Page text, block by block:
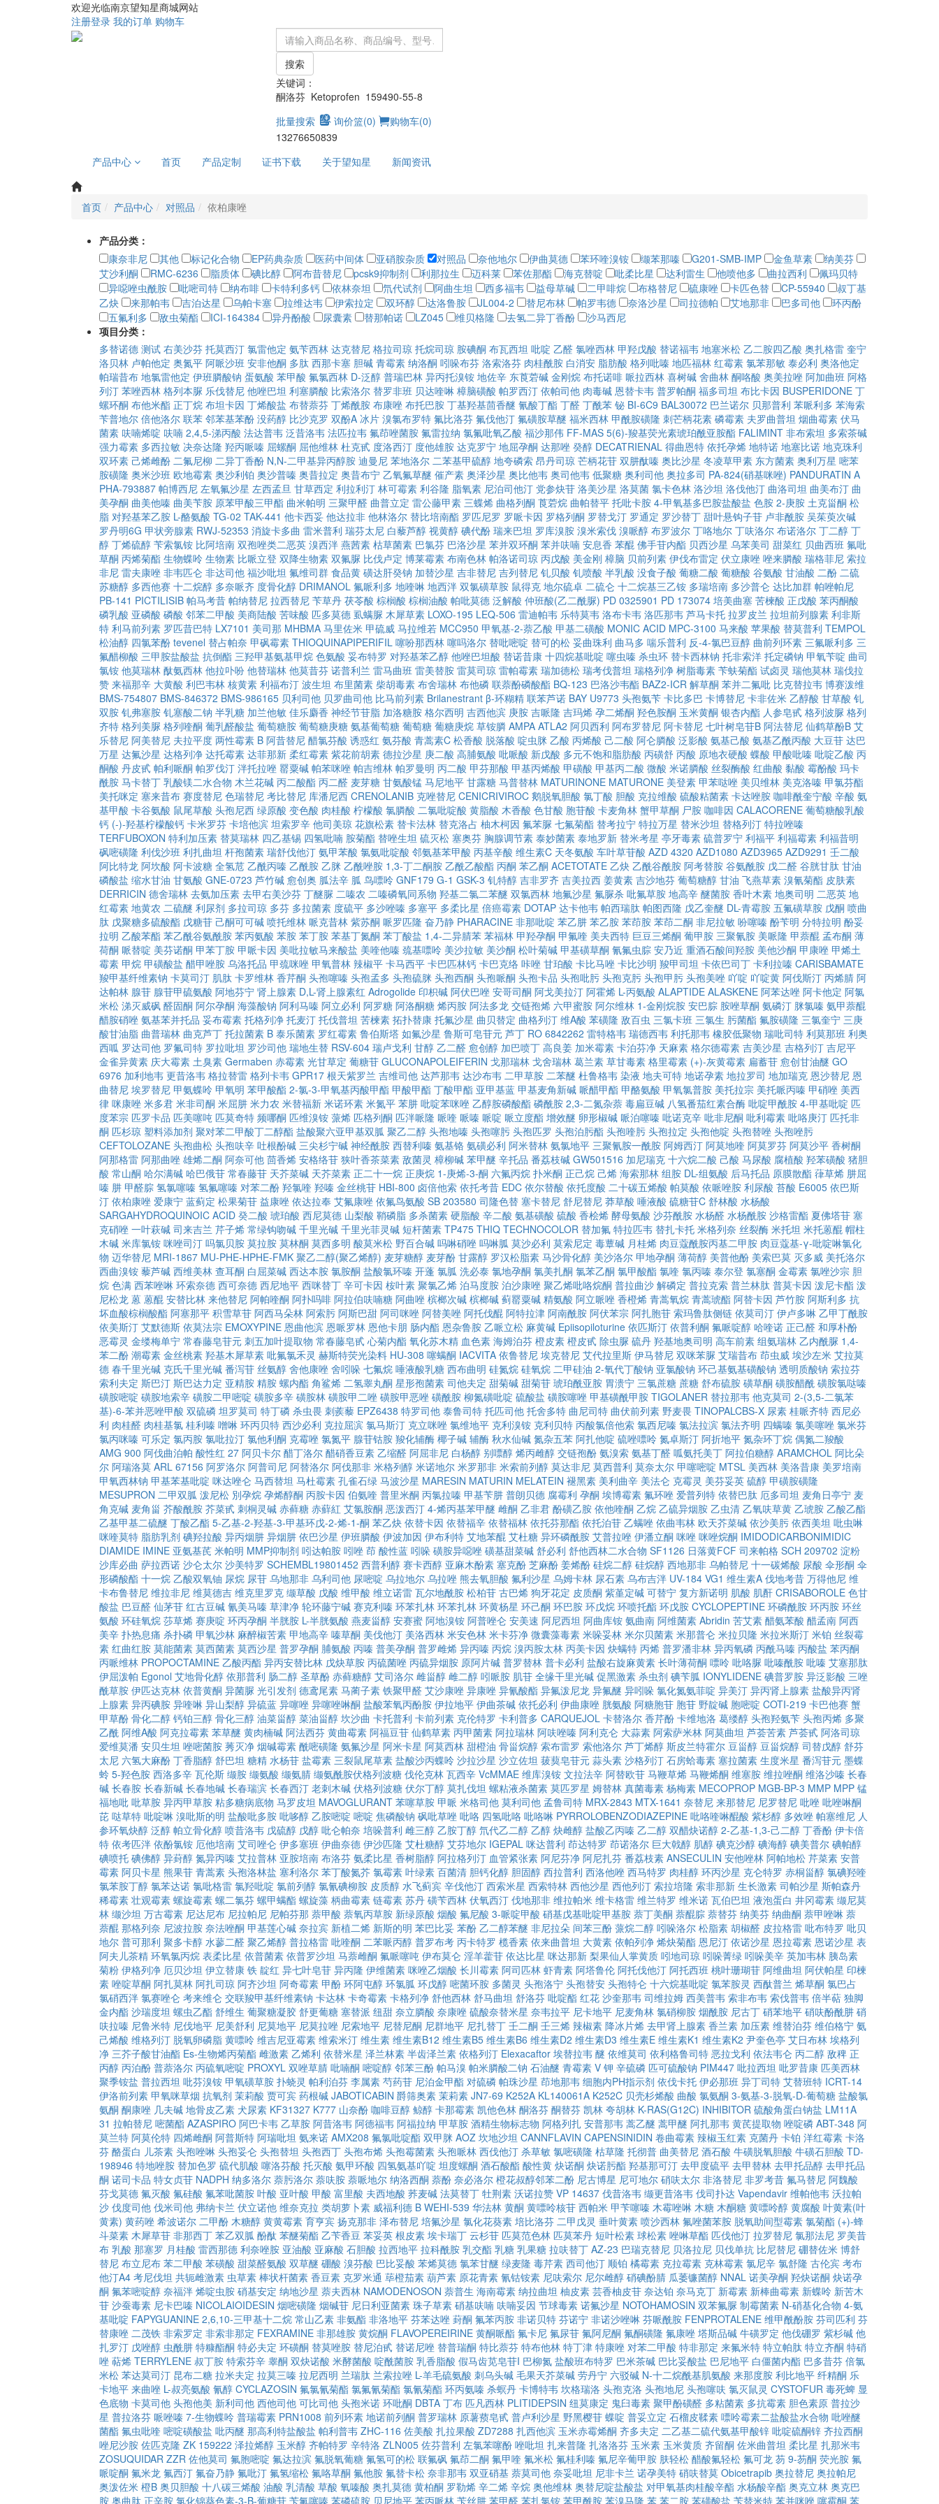
欢迎光临南京望知星商城网站
注册登录 我的订单 购物车
搜索
关键词：
酮洛芬 Ketoprofen 159490-55-8
批量搜索
询价篮(0) 购物车(0)
13276650839
产品中心
首页 产品定制 证书下载 关于望知星 新闻资讯
首页 产品中心 对照品 依柏康唑
产品分类：
康奈非尼
其他 标记化合物 EP药典杂质 医药中间体 亚硝胺杂质 对照品 奈他地尔 伊曲莫德 苯环喹溴铵 缬苯那嗪 G201-SMB-IMP 金鱼草素
纳美芬
艾沙利酮
RMC-6236 脂质体 碘比醇 阿布昔替尼 pcsk9抑制剂 利那拉生 迈科莱 苯佐那酯 海克替啶 吡柔比星 达利雷生 他喷他多 曲拉西利
佩玛贝特
异噁唑虫酰胺
吡嘧司特 纳布啡 卡特利多钙 依林奈坦 氘代试剂 阿曲生坦 西多福韦 益母草碱 二甲啡烷 布格替尼 硫康唑 卡匹色替 CP-55940
叔丁基
乙炔
来那帕韦 吉泊达星 乌帕卡塞 拉维达韦 伊索拉定 双环醇 达洛鲁胺 JL004-2 替尼布林 帕罗韦德 奈洛沙星 司拉德帕 艾地那非 巴多司他
环丙酚
五氟利多
敌虫菊酯 ICI-164384 异丹酚酸 尿囊素 替那帕诺 LZ045 维贝格隆 去氢二异丁香酚
沙马西尼
项目分类：
多替诺德 测试 右美沙芬 托莫西汀 氯雷他定 氨苄西林 达克替尼 格拉司琼 托烷司琼 胺碘酮 布瓦西坦 吡啶 乙醛 氯唑西林 甲羟戊酸 替诺福韦 地塞米松 乙二胺四乙酸 奥扎格雷 奎宁
洛贝林 卢帕他定 奥氮平 阿哌沙班 安非他酮 多肽 西那卡塞 胆碱 青霉素 纳洛酮 吲哚布芬 洛索洛芬 肉桂酰胺 白消安 脂肪酸 格列吡嗪 地匹福林 红霉素 氯苯那敏 泰必利 奥洛他定
帕瑞昔布 地氯雷他定 伊班膦酸钠 蛋氨酸 苯甲酸 氟氯西林 D-泛醇 普瑞巴林 异丙托溴铵 地佐辛 东莨菪碱 金刚烷 布托诺啡 哌拉西林 喜树碱 舍曲林 酮咯酸 奥美拉唑 阿加曲班 阿格
列汀 苯唑西林 格列本脲 乐伐替尼 他唑巴坦 利塞膦酸 比索洛尔 替罗非班 贝达喹啉 樟脑磺酸 帕罗西汀 依帕司他 肉毒碱 恩替卡韦 普罗帕酮 福多司坦 布比卡因 BUSPERIDONE 丁
螺环酮 布他米酯 正丁烷 布坦卡因 丁烯酸盐 布替萘芬 丁烯酰胺 布康唑 布托巴胺 丁基羟基茴香醚 氰酸丁酯 丁醛 丁酰苯 铋 BI-6C9 BAL30072 巴兰诺尔 贝那普利 苯哌利多 苯海索
苄普地尔 倍他洛尔 联苯 邻苯基苯酚 没药醇 比沙克罗 双酚A 冰片 溴氯布罗特 氟比洛芬 氟伐他汀 氟磺胺草醚 福米西林 甲酰胺磺隆 刺芒柄花素 磷霉素 夫罗曲普坦 烟曲霉素 伏马
菌素 呋喃烯啶 呋喃 2,4,5-涕丙酸 法达普韦 泛昔洛韦 法匹拉韦 氟茚唑菌胺 氟雷拉纳 氯氟吡氧乙酸 福沙那伟 FF-MAS 5(6)-羧基荧光素琥珀酰亚胺酯 FALIMINT 非布索坦 多索茶碱
强力霉素 多西拉敏 决奈达隆 羟丙哌嗪 屈螺酮 屈他维林 杜克甙 度洛西汀 度他雄胺 达克罗宁 地屈孕酮 达那唑 癸醇 DECATRIENAL 得曲恩特 依托孕烯 地特诺 地塞比诺 地克珠利
双环素 己烯雌酚 二氟尼柳 二异丁香酚 N,N-二甲基异丙醇胺 迪曼尼 苯地洛尔 二苯基甲硫醇 地夸磷索 昂丹司琼 芒柄花苷 双肼酞嗪 奥比沙星 冬凌草甲素 东方菌素 奥利万星 嘧苯
胺磺隆 奥米沙班 欧地霉素 奥沙利铂 奥沙普嗪 奥昔拉定 奥昔布宁 乙氧氟草醚 催产素 奥泽沙星 奥比他韦 奥司他韦 低聚糖 奥利司他 奥拉多司 PA-824(硝基咪唑) PANDURATIN A
PHA-793887 帕博西尼 左氧氟沙星 左西孟旦 甘草西定 利拉利汀 林可霉素 利谷隆 脂氧素 尼泊司他汀 党参炔苷 洛美沙星 洛莫菌 氯卡色林 洛沙坦 洛伐他汀 曲洛司坦 曲美布汀 曲
美孕酮 曲美他嗪 曲美苄胺 原苯甲酸三甲酯 曲米帕明 三聚甲醛 曲普立定 雷公藤甲素 三蝶烯 曲格列酮 莨菪烷 曲帕替平 托吡卡胺 4-甲氧基多巴胺盐酸盐 色胺 2-庚胺 土克甾酮 松
脂 对羟基苯乙胺 L-酪氨酸 TG-02 TAK-441 他卡西妥 他达拉非 他林洛尔 替比培南酯 罗匹尼罗 罗哌卡因 罗格列酮 罗替戈汀 罗通定 罗沙替丁 甜叶悬钩子苷 卢非酰胺 吴茱萸次碱
罗丹明6G 甲状旁腺素 RWJ-52353 消旋卡多曲 雷米普利 瑞芬太尼 白藜芦醇 视黄醇 碘代酚 瑞来巴坦 罗库溴胺 溴米索伐 溴哌醇 布罗波尔 丁咯地尔 丁呋洛尔 布诺洛尔 丁二醇 丁
醇 丁烯硫醇 苄索氯铵 比阿培南 双孢唑类二恶英 溴西泮 燕茜素 枯草菌素 巴氯芬 巴洛沙星 苯并双环酮 苯并呋喃 安息香 苯醌 佛手苷内酯 贝西沙星 乌苯美司 甜菜红 贝曲西班 氟吡
草酮 丙烯菊酯 生物蝶呤 生物素 比哌立登 双降生物素 双氟脲 比伐卢定 博莱霉素 布南色林 帕洛诺司琼 丙戊酸 美金刚 樟脑 贝前列素 伊伐布雷定 伏立康唑 唑来膦酸 瑞格菲尼 索拉
非尼 雷夫康唑 非韦匹仑 非达司他 福沙吡坦 氟维司群 食品黄 磺达肝癸钠 加替沙星 吉非替尼 吉列替尼 钆贝酸 钆喷酸 半乳酸 没食子酸 葡糖二酸 葡糖酸 谷氨酸 甘油酸 二酚 二硫
苏糖醇 多西他赛 十二烷醇 多奈哌齐 度骨化醇 DRIMANOL 氟哌利多 地喹啉 地西泮 双氯磺草胺 鼠得克 地尔硫卓 二硫仑 十二烷基三乙铵 多瑞培南 多沙普仑 达比加群 帕唑帕尼
PB-141 PICTILISIB 帕马考昔 帕纳替尼 拉西替尼 苄草丹 茯苓酸 棕榈酸 棕榈油酸 帕吡莫德 泛解酸 仲班酸(乙二酰脲) PD 0325901 PD 173074 培美曲塞 苦楝酸 正戊酸 苯丙酮酸
磷乳酸 亚磷酸 磷酸 邻苯二甲酸 美商陆酸 苦味酸 匹多莫德 虱螨脲 木犀草素 LOXO-195 LEQ-506 雷迪帕韦 乐特莫韦 洛布卡韦 洛匹那韦 芦马卡托 拉罗皮兰 拉坦前列腺素 利非斯
特 利马前列素 罗匹昔巴特 LX7101 美司那 MHBMA 马里佐米 甲硫威 马拉维若 MCC950 甲氧基-2-萘乙酸 甲基二磺酸 MONIC ACID MPC-3100 马来酸 苹果酸 替莫普利 TEMPOL
松油醇 四氯苯酚 tevenel 替占帕奈 甲砜霉素 THIOQUINAPIPERIFIL 噻吩那西林 噻吗洛尔 替吡嘧啶 替可的松 妥曲珠利 曲马多 喘乐普利 反-4-氯巴豆醇 曲前列环素 三氟哌利多 三
氟醋柳酸 三甲胺盐酸盐 抗倒酯 三羟甲基氨基甲烷 色氨酸 妥布特罗 对羟基苯乙醇 他唑巴坦酸 替诺昔康 十四烷基吡啶 噻虫嗪 杀虫环 替卡西林钠 托非索洋 托定磷钠 甲氧苄啶 曲司
氯铵 他莫瑞林 酞氨西林 他拉卟吩 他替瑞林 他莫昔芬 诺普利兰 雷马曲班 雷美替胺 雷莫司琼 雷帕霉素 瑞加德松 瑞考伐普坦 瑞格列净 树脂毒素 苄蚨菊酯 试卤灵 瑞他莫林 瑞伐拉
赞 来福那辛 大黄酸 利巴韦林 核黄素 利福布汀 波生坦 布里菌素 柴胡毒素 布舍瑞林 布他磷 联萘酚磷酸酯 BQ-123 巴洛沙韦酯 BAZ2-ICR 解草酮 苯并二氟吡 比克替拉韦 博赛泼维
BMS-754807 BMS-846372 BMS-986165 贝利司他 贝罗曲司他 比马前列素 Brilanestrant β-环糊精 联苯芦诺 BAY U9773 头孢氨苄 卡比多巴 卡博替尼 卡非佐米 乙醇酸 甘草酸 钆
双胺 钆弗塞胺 钆塞酸二钠 半乳糖 加兰他敏 佳乐麝香 神经节苷脂 加洛糖胺 格尔西明 吉西他滨 庚胺 吉哌隆 吉玛烯 孕二烯酮 羟色胺酮 玉米黄酮 银杏内酯 人参皂甙 格列波脲 格列
齐特 格列美脲 格列喹酮 葡乳醛酸盐 葡萄糖胺 葡萄糖庚糖 氨基葡萄糖 葡萄糖 葡糖庚烷 草铵膦 AMPA ATLA2 阿贝西利 阿布罗替尼 阿卡替尼 七叶树皂苷B 阿法替尼 仙鹤草酚B 艾
乐替尼 阿美替尼 夫拉平度 两性霉素 B 阿昔替尼 醋氯芬酸 诱惑红 氨芬酸 青蒿素C 松香酸 脱落酸 啶虫脒 乙酸 丙烯酸 己二酸 阿仑膦酸 泛影酸 氨基己酸 氨基乙酰丙酸 大豆苷 达巴
万星 达氟沙星 达格列净 达托霉素 达菲那新 柔红霉素 紫花前胡素 德拉沙星 庚二酸 高脯氨酸 吡哌酸 新戊酸 多元不饱和脂肪酸 丙磺舒 丙酸 原地衣硬酸 蝶酸 甲酸吡嗪 吡啶乙酸 丙
酮酸 丹皮甙 帕利哌酮 帕罗伐汀 泮托拉唑 罂粟碱 帕苯咪唑 帕吉维林 帕罗曼明 丙二酸 甲芬那酸 甲基丙烯酸 甲磺酸 甲基丙二酸 微酸 米诺膦酸 丝裂酶酸 红曲酸 黏酸 霉酚酸 玛卡
酰胺 马卡替丁 乳酸镁二水合物 木兰花碱 丙二酸酯 丙二醛 麦芽糖 甘氨酸锰 马尼地平 甘露糖 马普替林 MATURINONE MATURONE 美登素 甲苯哒唑 美贝维林 美克洛嗪 甲氯芬酯
美托咪定 塞来昔布 赛度替尼 色瑞替尼 考比替尼 库潘尼西 CRENOLANIB 克唑替尼 CENICRIVIROC 鹅脱氧胆酸 氯丁酸 胆酸 克拉维酸 硫酸粘菌素 卡达唑胺 咖啡酰奎宁酸 辛酸 氨
基甲酸 卡谷氨酸 鼠尾草酸 头孢尼西 绿原酸 变色酸 肉桂酸 柠檬酸 氯膦酸 二氯吡啶酸 黄脂酸 木香酸 色甘酸 胞苷酸 卡麦角林 蟹甲草酮 尸胺 咖啡因 CALACORENE 葡萄糖酸乳酸
钙 (-)-羟基柠檬酸钙 卡米罗芬 卡培他滨 坦索罗辛 他司美琼 花旗松素 替卡法林 替克洛占 柚木柯因 氟苯脲 七氟菊酯 替考拉宁 特拉万星 替米沙坦 替格列汀 特拉唑嗪
TERFUBOXON 特利加压素 替莫瑞林 四乙基锡 四氢吡喃 胺菊酯 替唑生坦 硫灭松 塞奥芬 胸腺调节素 泰妙菌素 泰地罗新 替米考星 亭牙毒素 硫普罗宁 利福平 利福霉素 利福昔明
砜嘧磺隆 利伐沙班 利扎曲坦 杆孢菌素 瑞舒伐他汀 氨甲苯酸 氯氨吡啶酸 邻氨基苯甲酸 丙基辛酸 维生素C 天冬氨酸 车叶草苷酸 AZD 4320 AZD1080 AZD3965 AZD9291 壬二酸
阿比特龙 阿坎酸 阿卡波糖 全氢苊 乙酰丙嗪 乙酰胺 乙脒 乙酰唑胺 1,3-丁二酮胺 乙酰乙酸酯 丙酮 苯乙酮 ACETOTATE 乙炔 乙酰谷酰胺 阿考替胺 谷氨酰胺 戊二醛 谷胱甘肽 甘油
磷酸盐 缩水甘油 甘氨酸 GNE-0723 芦竹碱 愈创奥 胍法辛 胍 鸟嘌呤 GNF179 G-1 GSK-3 钆特醇 吉非罗齐 吉美拉西 姜黄素 吉沙地芬 葡萄糖醇 甘油 飞燕草素 溴氰菊酯 皮肤素
DERRICIN 德舍瑞林 去氨加压素 去甲右美沙芬 丁醚脲 二嗪农 二嗪磷氧同系物 羟基二氯二苯醚 双氯西林 地氟沙星 氟脲杀 吡氟草胺 地高辛 醚菌胺 香叶木素 地奥司明 二恶英 地
红霉素 地黄农 二硫醚 利尿剂 多拉司琼 多芬 多拉菌素 度硫平 多沙唑嗪 多塞平 多柔比星 倍癌霉素 DOTAP 达卡他韦 帕西瑞肽 帕图西隆 戊乙奎醚 DL-青霉胺 五氟磺草胺 戊酮 喷曲
肽 戊聚糖多硫酸酯 戊糖苷 己酮可可碱 喷托维林 哌克昔林 紫苏酮 哌罗匹隆 奋乃静 PHARACINE 非那吡啶 苯乙肼 苯乙胺 苯茚胺 苯茚二酮 非尼拉敏 吩噻嗪 酚苄明 分特拉明 酚妥
拉明 乙酸苯酯 苯乙酰谷氨酰胺 苯丙氨酸 苯胺 苯丁胺 苯基丁氮酮 苯丁酸盐 1,4-二异腈苯 苯福林 甲羟孕酮 甲氟喹 美夫西特 巨豆三烯酮 葡甲胺 三聚氰胺 美哌隆 甲萘醌 孟布酮 薄
荷酮 哌替啶 美芬诺酮 甲苯丁胺 甲哌卡因 美吡拉敏马来酸盐 美喹他嗪 巯基嘌呤 美沙拉敏 美沙酮 松叶菊碱 甲基磺草酮 氰氟虫腙 安乃近 重酒石酸间羟胺 美他沙酮 甲康唑 甲烯土
霉素 甲烷 甲磺酸盐 醋甲唑胺 乌洛托品 甲巯咪唑 甲氧普林 辣椒平 卡马西平 卡巴匹林钙 卡巴克络 咔唑 甘珀酸 卡比马唑 卡比沙明 羧甲司坦 卡依巴司丁 卡利拉嗪 CARISBAMATE
羧甲基纤维素钠 卡莫司汀 肌肽 卡罗维林 香芹酮 头孢噻嗪 头孢孟多 头孢硫脒 头孢西酮 头孢哌酮 头孢卡品 头孢吡肟 头孢克肟 头孢甲肟 头孢美唑 吖啶 吖啶黄 阿伐斯汀 丙烯腈 阿
达帕林 腺苷 腺苷甲硫氨酸 阿地芬宁 肾上腺素 D,L-肾上腺素红 Adrogolide 印枳碱 阿伏巴唑 安哥司酮 阿戈美拉汀 阿霍烯 L-丙氨酸 ALAPTIDE ALASKENE 阿苯达唑 阿卡他定 阿氯
米松 涕灭威砜 醛固酮 阿尔孕酮 海藻酸钠 阿利马嗪 阿立必利 阿罗糖 阿洛酮糖 烯丙胺 阿法多龙 交链孢烯 六甲蜜胺 阿尔维林 1-金刚烷胺 安巴腙 胺唑草酮 氨磷汀 脒氯嗪 氨甲萘醌
醋胺硝唑 氨基苯并托品 妥布霉素 托格列净 托麦汀 托伐普坦 苦楝素 拓扑替康 托氟沙星 曲贝替定 曲格列汀 维A酸 苯磺隆 敌百虫 三氯卡班 三氯生 肟菌酯 氟胺磺隆 三氯奎宁 三庚
酸甘油脂 曲普瑞林 曲克芦丁 托拉菌素 B 泰乐菌素 罗红霉素 鲁伯斯塔 如氟沙星 鲁斯可皂苷元 芦丁 RO 6842262 雷特格韦 瑞德西韦 利托那韦 橡胶低聚物 瑞吡司特 利莫那班 利奥
西呱 罗达司他 罗氟司特 罗拉吡坦 罗沙司他 瑞地生替 RSV-604 瑞卢戈利 甘醇 乙二醛 愈创醇 加巴喷丁 高良姜 加米霉素 卡泊芬净 天麻素 格尔德霉素 吉美沙星 吉格列汀 吉尼平
金雀异黄素 庆大霉素 土臭素 Germaben 赤霉素 光甘草定 葡糖苷 GLUCONAPOLEIFERIN 戈那瑞林 戈舍瑞林 葛兰素 草甘毒素 格里霉素 (+)-灰黄霉素 扁蓄苷 愈创甘油醚 GO
6976 加利地韦 更昔洛韦 格拉替雷 格列卡韦 GPR17 根天紫罗兰 吉维司他 达芦那韦 达沙布韦 二甲草胺 二苯醚 杜鲁格韦 染液 地夫可特 地诺孕素 地拉罗司 地加瑞克 恩沙替尼 恩
曲替尼 埃罗替尼 甲氨蝶呤 甲氧明 苯甲酸酯 2-氯-3-甲氧基丙酸甲酯 甲酸甲酯 丁酸甲酯 亚甲基蓝 甲基麦角新碱 哌醋甲酯 甲酪氨酸 甲氧氯普胺 美托拉宗 美托哌丙嗪 甲硝唑 美西
律 咪康唑 米多君 米非司酮 米屈肼 米力农 米替福新 米诺环素 米氮平 苯肼 吡啶苯咪唑 乙醇胺磷酸酯 磷酰胺 2,3-二氮杂萘 毒扁豆碱 八氢番茄红素合酶 吡啶甲酰胺 4-甲基吡啶 匹
度苯宗 匹罗卡品 匹美噻吨 匹莫奇特 频哪酮 匹维溴铵 蒎烯 匹格列酮 匹泮哌隆 哌喹 哌嗪 哌啶 哌立度酯 增效醚 卵形椒碱 哌泊噻嗪 吡诺克辛 吡非尼酮 吡利霉素 吡咯庚汀 匹托非
酮 匹杉琼 塑料添加剂 聚对苯二甲酸丁二醇酯 盐酸聚六亚甲基双胍 聚乙二醇 头孢地嗪 头孢噻肟 头孢匹罗 头孢泊肟酯 头孢喹肟 头孢拉定 头孢他啶 头孢替唑 头孢唑肟
CEFTOLOZANE 头孢曲松 头孢呋辛 吐根酚碱 三尖杉宁碱 神经酰胺 西替利嗪 氨基铬 氨磺必利 阿米替林 氨氯地平 三聚氰胺一酰胺 阿姆西汀 阿莫地喹 阿莫罗芬 阿莫沙平 香树酮
阿那格雷 阿那曲唑 雄烯二酮 阿奈可他 茴香烯 安格络苷 狭叶香茶菜素 敌菌灵 樟柳碱 苯甲醚 辛托品 番荔枝碱 GW501516 加尼瑞克 十六烷二酸 己酸 马尿酸 腐植酸 羟苯磺酸 猪胆
酸 常山酮 哈尔满碱 哈巴俄苷 常春藤苷 天芥菜碱 天芥菜素 正二十一烷 正庚烷 1-庚烯-3-酮 六氟丙烷 扑米酮 正己烷 己烯 海索那林 组胺 DL-组氨酸 后马托品 原膜散酯 葎草烯 肼屈
嗪 肼 甲醛腙 氢氯噻嗪 氢氟噻嗪 对苯二酚 羟氯喹 羟嗪 金丝桃苷 HBI-800 卤倍他索 依托考昔 EDC 依尔替酸 依托度酸 二十碳五烯酸 帕莫酸 依哌唑胺 利尿酸 苔酸 E6005 依巴斯
汀 依柏康唑 爱康宁 蓝蓟定 松果菊苷 益康唑 依达拉奉 艾氟康唑 依氟鸟氨酸 SB 203580 司隆色替 塞卡替尼 舒尼替尼 莽草酸 唾液酸 硫糖苷C 舒林酸 水杨酸
SARGAHYDROQUINOIC ACID 癸二酸 琥珀酸 西尼莫德 山梨酸 鞘磷脂 多杀菌素 硬脂酸 辛二酸 氨基磺酸 硫酸 香桧烯 酵母氨酸 沙芬酰胺 水杨醛 水杨酰胺 沙格雷酯 夏佛塔苷 塞
克硝唑 一叶萩碱 司来吉兰 芹子烯 常绿钩吻碱 千里光碱 千里光菲灵碱 短杆菌素 TP475 THIQ TECHNOCOLOR 替加氟 特拉匹韦 替扎卡托 米格列奈 丝裂酶 米托坦 米托蒽醌 帽柱
木碱 米库氯铵 咪唑司汀 吗氯贝胺 莫拉胺 莫林酮 莫西多明 酸莫米松 野百合碱 吗啉硝唑 吗啉胍 莫沙必利 莫索尼定 毒蕈碱 月桂烯 肉豆蔻酰胺丙基二甲胺 肉豆蔻基-γ-吡啶啉氯化
物 迈华替尼 MRI-1867 MU-PHE-HPHE-FMK 聚乙二醇(聚乙烯醇) 麦芽糖醇 麦芽酚 甘露醇 罗汉松脂素 马沙骨化醇 美沙洛尔 甲地孕酮 薄荷醇 美普他酚 美索巴莫 灭多威 美托洛尔
西曲溴铵 藜芦碱 西维美林 查耳酮 白屈菜碱 西达本胺 氯胺酮 盐酸氯环嗪 开蓬 氯胍 洗必泰 氯地孕酮 氯美扎酮 氯苯乙酮 氯甲酸酯 氯喹 氯丙嗪 泰尔登 氯塞酮 金霉素 氯唑沙宗 胆
烷 色满 西苯唑啉 环索奈德 西可奈德 西尼地平 西咪替丁 辛可卡因 桉叶素 聚氯乙烯 泊马度胺 泊沙康唑 聚乙烯吡咯烷酮 普拉曲沙 解磷定 普拉克索 普兰林肽 普莫卡因 泼尼卡酯 泼
尼松龙 蒽 蒽醌 安替比林 来他替尼 阿帕喹酮 阿扑吗啡 阿拉伯呋喃糖 阿曲唑 槟榔次碱 槟榔碱 蓟罂粟碱 精氨酸 阿立哌唑 香橙烯 青蒿氧烷 青蒿琥酯 阿替卡因 芦竹胺 阿斯利多 抗
坏血酸棕榈酸酯 阿塞那平 积雪草苷 阿西马朵林 阿索肟 阿斯巴甜 阿司咪唑 阿替美唑 阿托伐醌 阿特拉津 阿南酰胺 阿伏苯宗 阿扎胞苷 索玛鲁肽侧链 依莫司汀 伊卢多啉 乙甲丁酰胺
依美斯汀 艾默德斯 依莫法宗 EMOXYPINE 恩曲他滨 恩哌罗林 恩他卡朋 肠内酯 恩杂鲁胺 乙哌立松 麻黄碱 Epiisopiloturine 依匹斯汀 依普利酮 氟哌啶醇 哈喹诺 正己醛 和厚朴酚
恶霉灵 金缕梅单宁 常春藤皂苷元 刺五加叶提取物 常春藤皂甙 心菊内酯 氧化苏木精 血色素 海姆泊芬 橙皮素 橙皮甙 除虫脲 硫丹 羟基地奥司明 高车前素 组氨瑞林 乙内酰脲 1,4-
苯二酚 潮霉素 金丝桃素 羟基木犀草素 吡氟氯禾灵 赫斯特荧光染料 HU-308 噻螨酮 IACVITA 依鲁替尼 埃克替尼 艾代拉里斯 伊马替尼 双咪苯脲 艾瑞昔布 茚虫威 埃沙左米 艾拉莫
德 春千里光碱 克氏千里光碱 番泻苷 丝氨醇 舍他康唑 舍吲哚 七氟烷 唾液酸乳糖 西布曲明 硅氮烷 硅氧烷 二甲硅油 2-氧代丁酸钠 亚氯酸钠 环己基氨基磺酸钠 透明质酸钠 索拉芬
索利夫定 斯巴汀 斯巴达力定 亚精胺 精胺 螺内酯 角鲨烯 二氢睾丸酮 星形孢菌素 司他夫定 甜菊碱 甜菊苷 琥珀酰亚胺 胃溃宁 三氯蔗糖 蔗糖 舒布硫胺 磺草酮 磺胺醋酰 磺胺氯哒嗪
磺胺嘧啶 磺胺地索辛 磺胺二甲嘧啶 磺胺多辛 磺胺林 磺胺甲二唑 磺胺甲恶唑 磺酰胺 柳氮磺吡啶 硫酸盐 磺胺噻唑 甲基磺酰甲胺 TIGOLANER 替拉那韦 他克莫司 2-(3,5-二氯苯
基)-6-苯并恶唑甲酸 双硫磷 坦罗莫司 特丁磷 杀虫畏 刺蒺藜 EPZ6438 特罗司他 泰鲁司特 托匹司他 托舍多特 曲尼司特 曲伏前列素 野麦畏 TINOPALCBS-X 尿素 桂哌齐特 西尼必
利 肉桂醛 肉桂基氯 桂利嗪 噌啉 环丙贝特 西沙必利 克拉屈滨 氯马斯汀 克立咪唑 氯维地平 克利溴铵 克利贝特 丙酸氯倍他索 氯西尼嗪 氯法拉滨 氯法齐明 四螨嗪 氯美噻唑 氯米芬
氯丙咪嗪 可乐定 氯丙胺 氯吡拉汀 氯他利酮 克霉唑 氯氮平 腺苷钴胺 羧化辅酶 椰子碱 辅酶 秋水仙碱 氮杂五苯 阿扎他啶 硫唑嘌呤 氮卓斯汀 阿折地平 氮杂环丁烷 偶氮二羧酸
AMG 900 阿伐曲泊帕 酸性红 27 阿贝卡尔 醋丁洛尔 醋硝香豆素 乙缩醛 阿屈非尼 白杨醇 别嘌醇 烯丙雌醇 交链孢酚 氨溴索 氨基丁醛 呱氨托美丁 阿拉伯糖醇 ARAMCHOL 阿比朵
尔 阿瑞洛莫 ARL 67156 阿罗洛尔 阿普司尼 阿替洛尔 阿伐那非 米格列醇 米诺地尔 米罗那非 米索前列醇 莫达非尼 莫西普利 莫奈太尔 甲噻嘧啶 MTSL 美西林 美洛昔康 美罗培南
甲氧西林钠 甲基苯基吡啶 咪达唑仑 马西替坦 马杜霉素 孔雀石绿 马波沙星 MARESIN MATURIN MELATEIN 褪黑素 美利曲辛 美法仑 克霉灵 美芬妥英 硫醇 甲磺胺磺隆
MESUPRON 二甲双胍 泼尼松 別孕烷 孕烯醇酮 丙胺卡因 伯氨喹 普里米酮 丙氯拉嗪 甲基苄肼 普朗贝德 腐霉利 孕酮 埃博霉素 氟环唑 爱普列特 依替巴肽 厄多司坦 麦角日亭宁 麦
角克碱 麦角甾 芥酸酰胺 芥菜甙 刺桐灵碱 赤藓糖 赤蘚紅 艾氯胺酮 恶泼西汀 4-烯丙基苯甲醚 雌酮 乙非君 酚磺乙胺 依他喹酮 乙烷 乙硫异烟胺 乙虫清 乙氧呋草黄 乙琥胺 乙酸乙酯
乙基甲基二硫醚 丁酸乙酯 5-乙基-2-羟基-3-甲基环戊-2-烯-1-酮 苯乙炔 依替卡因 依替福辛 依替福林 依托芬那酯 依托泊苷 乙螨唑 依曲韦林 欧天芥菜碱 依沙美肟 依西美坦 吡虫啉
咪喹莫特 脂肪乳剂 碘羟拉酸 异丙烟肼 异烟肼 依巴沙星 伊班膦酸 伊波加因 伊布利特 艾地苯醌 艾杜糖 异环磷酰胺 艾普拉唑 伊潘立酮 咪唑 咪唑烷酮 IMIDODICARBONIMIDIC
DIAMIDE IMINE 亚氨基芪 米帕明 MMP抑制剂 吲达帕胺 吲唑 茚 酸性蓝 吲哚 磺胺异噁唑 磺基甜菜碱 舒必利 舒他西林二水合物 SF1126 日落黄FCF 司来帕格 SCH 209702 淀粉
沙库必曲 萨拉西诺 沙仑太尔 沙美特罗 SCHEMBL19801452 西普利醇 赛卡西醇 亚麻木酚素 塞克酚 芝麻酚 姜烯酚 硅烷二醇 硅烷醇 西地那非 乌帕替尼 十一碳烯酸 尿酸 伞形酮 伞
形磷酸酯 十一烷 乙酸双氧铀 尿烷 尿苷 乌地那非 乌利司他 尿嘧啶 乌拉地尔 乌拉唑 熊去氧胆酸 氟利沙星 乌姆卡林 尿石素 乌布吉泮 UV-184 VG1 维生素A 伐地考昔 万得他尼 维
卡布鲁替尼 维拉非尼 维莫德吉 维克里罗克 缬草酸 戊酸 维甲酸 维立诺雷 瓦尔地酰胺 松柏苷 古巴烯 狗牙花定 皮质酮 紫堇定碱 可替宁 复方新诺明 肌酸 肌酐 CRISABOROLE 色甘
酸盐 巴豆醛 仙茅苷 红古豆碱 氰美马嗪 草津净 轮环藤宁碱 赛克利嗪 环苯扎林 环苯扎林 环黄杨星 环己酮 环巴胺 环戊烷 环喷托酯 环戊胺 CYCLOPEPTINE 环磷酰胺 环丙胺 环丝
氨酸 环硅氧烷 莎草烯 赛庚啶 环丙孕酮 半胱胺 L-半胱氨酸 燕麦甾醇 安赛蜜 阿地溴铵 阿普唑仑 安美速 阿尼西坦 阿曲库铵 氨曲南 阿维菌素 Abridin 苦艾素 醋氨苯酸 醋孟南 阿西
美辛 扑热息痛 杀扑磷 甲氧沙林 麻醉椒苦素 甲地高辛 嗪草酮 美伐他汀 美洛西林 米安色林 米卡芬净 微囊藻毒素 米哚妥林 米尔贝菌素 米那普仑 米拉贝隆 米拉米斯汀 米铂 丝裂霉
素 红曲红胺 莫能菌素 莫西菌素 莫西沙星 普罗孕酮 脯氨酸 丙嗪 普美孕酮 普罗雌烯 异丙嗪 丙烷 溴丙胺太林 丙美卡因 炔螨特 丙烯 普罗潘非林 异丙氧磷 丙酰马嗪 丙酸盐 苯丙酮
丙哌维林 PROPOCTAMINE 乙酸丙酯 异丙安替比林 戊炔草胺 丙硫菌唑 丙硫异烟胺 原阿片碱 普罗替林 普卡必利 盐酸右旋麻黄素 长叶薄荷酮 嘌呤 吡咯脲 吡嗪酰胺 吡嗪 艾塞那肽
伊屈泼帕 Egonol 艾地骨化醇 依那普利 肠二醇 圣草酚 赤藓糖醇 艾司洛尔 雌甾醇 雌二醇 吲哌胺 肌苷 全缘干里光碱 促黑激素 杀虫剂 碘苄胍 IONYLIDENE 碘普罗胺 异泛影酸 三唑
酰草胺 伊匹达克林 依普黄酮 异菌脲 光引发剂 德鸢尾素 马蔺子素 铁聚甲醛 艾沙康唑 异康唑 异氰酸酯 异氟泼尼龙 异氟醚 异吲哚 氯化氮氨菲啶 异美汀 异丙肾上腺素 盐酸异丙肾
上腺素 异丙碘胺 异喹啉 异山梨醇 异硫蓝 异噻唑 异噻唑啉酮 盐酸苯氧丙酚胺 伊拉地平 伊曲茶碱 依托必利 伊曲康唑 胱氨酸 阿糖胞苷 胞苷 野靛碱 胞嘧啶 COTI-219 卡巴他赛 蟹
甲草酚 骨化二醇 钙铂三醇 骨化三醇 油菜甾醇 菜油甾醇 坎沙曲 卡托普利 卡前列素 克伦特罗 卡利普多 CARQUEJOL 卡替洛尔 香芹酚 卡维地洛 葛缕醇 头孢羟氨苄 头孢丙烯 多聚
乙酰 阿维A酸 阿克拉霉素 苯草醚 黄肉楠碱 阿法西芬 黄曲霉素 阿福豆苷 仙鹤草素 丙甲菌素 阿拉瑞林 阿呋唑嗪 阿利克仑 大蒜素 阿索萨米林 阿莫曲坦 芦荟苦素 芦荟甙 阿洛司琼
爱维莫潘 安贝生坦 唑嘧菌胺 莠灭净 烟碱霉素 酰嘧磺隆 氨氟沙星 阿米卡星 阿莫西林 甜橙油 骨甾烷醇 索布雷罗 索他洛尔 芦丁烯醇 斯皮兰特霍尔 豆甾醇 豆甾烷醇 司替戊醇 舒芬
太尼 六氢大麻酚 丁香脂醇 舒巴坦 糖精 水杨苷 盐霉素 三裂鼠尾草素 盐酸沙丙蝶呤 沙拉沙星 沙立佐坦 菝葜皂苷元 蒜头素 沙格列汀 石房蛤毒素 塞拉菌素 生度米星 番泻苷元 墨蝶
蛉 5-羟色胺 西洛多辛 瓦伦斯 缬胺 缬氨酸 缬氨腈 缬氨酰胺伏格列波糖 伐伦克林 瓦西辛 VcMMAE 维库溴铵 文拉法辛 阿替欧苷 马鞭草烯 马鞭烯酮 维塞胺 维拉唑酮 维洛沙嗪 长春
碱 长春胺 长春新碱 长春地碱 长春瑞滨 长春西汀 老刺木碱 伏格列波糖 伏尔丁醇 莫扎伐坦 螺粘液杀菌素 莫匹罗星 姆替林 真菌毒素 杨梅素 MECOPROP MGB-BP-3 MMP MPP 锰
福地吡 吡草胺 异丙甲草胺 粘多糖病底物 马罗皮坦 MAVOGLURANT 苯噻草胺 甲哌 米格司他 莫利司他 孟鲁司特 MRX-2843 MTX-1641 奈替尼 来那替尼 尼罗替尼 吡唑 吡唑啉酮
芘 哒草特 吡啶啉 溴吡斯的明 盐酸吡多胺 吡哆醇 乙胺嘧啶 嘧啶 焦磷酸钠 砜吡草唑 吡咯 四氢吡咯 吡咯啉 PYRROLOBENZODIAZEPINE 吡咯喹啉醌酸 紫杉醇 多效唑 帕塞维尼 人
参环氧炔醇 泛醇 帕立骨化醇 喷昔洛韦 戊硫醇 戊醇 吡仑帕奈 培哚普利 雌三醇 乙胺丁醇 氘代乙二醇 乙醇 炔雌醇 盐酸乙丙嗪 乙二醇 双醋炔诺醇 2-乙基-1,3-己二醇 丁香酚 伊卡倍
特 依考匹泮 依酚氯铵 厄他培南 艾司唑仑 伊多塞班 伊曲奈德 伊沙匹隆 艾杜糖醇 艾芬地尔 IGEPAL 咪达普利 茚达特罗 茚诺洛尔 巨大戟醇 肌醇 碘克沙醇 碘海醇 碘美普尔 碘帕醇
碘喷托 碘佛醇 异葑醇 氮异丙嗪 艾拉普林 亚胺培南 布洛芬 氨柔比星 香树脂醇 阿拉格列汀 血管紧张素 阿尼芬净 阿尼扎芬 番荔枝素 ANSECULIN 安他唑林 阿帕地松 芹菜素 安普
霉素 阿贝卡星 熊果苷 青蒿素 头孢洛林盐 塞利洛尔 苯丁酸氮芥 氯霉素 叶绿素 百菌清 胆钙化醇 胆固醇 西拉普利 西洛他唑 西马特罗 肉桂醇 环丙沙星 克仑特罗 赤桐甾醇 氯碘羟喹
氯苯胺丁醇 氯苯达诺 氯吡格雷 氯羟吡啶 氯前列醇 氯氰碘柳胺 皮质醇 水飞蓟宾 辛伐他汀 西索米星 西索特林 西他沙星 西他列汀 索拉培隆 索非那新 生长激素 司帕沙星 斯帕森丹
稀霉素 壮观霉素 螺旋霉素 螺二氯芬 螺甲螨酯 螺旋藻 柄曲霉素 链霉素 苏丹 磺苄西林 伏氧西汀 伐地那非 维拉帕米 维卡格雷 维兰特罗 维米诺 瓦伯巴坦 液泡蛋白 井冈霉素 缬尼莫
林 缬沙坦 万古霉素 尼达尼布 尼拉帕尼 尼帕芬那 萘甲酸 萘氧丙草胺 新绿原酸 烟酸 氟尼酸 3-哌啶甲酸 硝基戊基吡啶甲基胺 萘丁美酮 萘醌腙 萘替芬 纳美芬 纳曲酮 萘甲唑啉 萘
萘醌 那格列奈 尼波拉胺 奈法唑酮 甲基莲心碱 奈拉宾 新植二烯 新斯的明 苯巴比妥 苯酚 乙二醇苯醚 非尼拉朵 间苯三酚 蒎烷二醇 吲哚洛尔 松脂素 胡椒醛 皮拉格雷 吡布特罗 吡贝
地尔 普可那利 聚多卡醇 水蓼二醛 聚乙烯醇 普拉格雷 吡喹酮 二苯哌丙醇 普罗布考 丙卡特罗 榄香素 依来曲普坦 大黄素 依帕列净 烯炔菊酯 恩尼汀 依诺沙星 恩拉霉素 恩诺沙星 表
阿夫儿茶精 环氧氯丙烷 表柔比星 依普菌素 依普罗沙坦 马萘雌酮 氟哌噻吨 伊布莫仑 淫羊藿苷 依达比星 咪达那新 梨果仙人掌黄质 吲地司琼 吲哚菁绿 吲哚美辛 英加韦林 胰岛素
菊粉 伊格列净 厄贝沙坦 伊立替康 铁 靛红 异七叶皂苷 异丙隆 伊维菌素 咪唑乙烟酸 长川霉素 阿司匹林 虾青素 阿塔鲁伦 阿托伐他汀 阿托西班 桃叶珊瑚苷 阿维曲坦 阿伏帕星 印楝
素 唑啶草酮 阿扎莫林 阿扎司琼 阿齐沙坦 阿奇霉素 甲酚 环阿屯醇 环氯胍 环戊醇 嘧菌环胺 多菌灵 头孢洛宁 头孢替安 头孢特仑 十六烷基吡啶 氯苯胺灵 西酞普兰 烯草酮 氯巴占
氯硝西泮 氯赛唑仑 考来维仑 交联羧甲基纤维素钠 卡达林 卡奇霉素 卡格列净 舒他西林 舒马曲坦 舒洛芬 吡啶酯 红花 沙奎那韦 司维拉姆 西美普韦 索非布韦 索伐普韦 倍半萜 独脚
金内酯 沙瑞度坦 螺虫乙酯 舒维生 葡聚糖凝胶 舒更葡糖 塞替派 纽甜 奈立膦酸 奈康唑 硫酸奈替米星 奈韦拉平 尼卡地平 尼麦角林 氯硝柳胺 烟酰胺 尼古丁 硝苯地平 硝呋酚酰肼 硝
呋拉嗪 尼鲁米特 尼伐地平 尼美舒利 尼莫地平 尼莫拉唑 尼索地平 尼替尼酮 尼群地平 尼扎替丁 壬二酮 壬三烯 辣椒素 降冰片烯 去甲肾上腺素 香兰素 加压素 维替泊芬 维伯格宁 氨
己烯酸 维格列汀 脱氧卵磷脂 黄嘌呤 维吉尼亚霉素 维索米汀 维生素 维生素B12 维生素B5 维生素B6 维生素D2 维生素D3 维生素E 维生素K1 维生素K2 尹奎色亭 艾日布林 埃格列
净 三芥子酸甘油酯 Es-生物烯丙菊酯 雌激素 乙烯利 依替米星 泽兰林素 半齿泽兰素 依格列汀 Elexacaftor 埃替拉韦 醚 依维莫司 依利格鲁司特 恶拉戈利 依法韦仑 丙二醇 敌稗 正
丙醇 丙泊酚 普萘洛尔 丙硫氧嘧啶 PROXYL 双唑草腈 吡喃酮 嘧啶醇 邻苯三酚 帕马溴 帕米膦酸二钠 石油醚 青霉素 V 钾 辛硫磷 匹可硫酸钠 PIM447 吡拉西坦 吡罗昔康 匹美西林
聚季铵盐 普拉西坦 吡芬溴铵 甲氧磺草胺 扑蛲灵 帕利泊芬 李属素 芍药苷 尼泊金甲酯 对硫磷 帕珠沙星 茚地那韦 细胞内PH指示剂 依伐卡托 伊必那班 异丁司特 艾替班特 ICRT-14
伊洛前列素 甲氧咪草烟 抗氧剂 茉莉酸 贾可宾 药根碱 JABOTICABIN 爵筛奥素 茉莉素 JN7-69 K252A KL140061A K252C 贝壳杉烯酸 曲酸 氯氨酮 3-氨基-3-脱氧-D-葡萄糖 盐酸氯
氨酮 酮康唑 几夫碱 地骨皮乙素 犬尿素 KF31327 K777 山奈酚 咖啡豆醇 鲸醇 卡那霉素 凯他色林 酮洛芬 酮替芬 凯林 夸胡林 K-RAS(G12C) INHIBITOR 硫酸角蛋白钠盐 LM11A
31 拉帕替尼 嘧菌酯 AZASPIRO 阿巴卡韦 乙草胺 阿昔洛韦 阿德福韦 阿福拉纳 甲草胺 酒精生物标志物 阿格列扎 安普那韦 蒿乙醚 蒿甲醚 阿扎那韦 黄芪提取物 唑啶磷 ABT-348 阿
莫兰特 阿莫伦特 四烯雌酮 阿普斯特 阿瑞吡坦 氨来诺 AMX208 氟氯吡啶酯 双甲脒 AOZ 坎地沙坦 CANNFLAVIN CAPENSINIDIN 卷曲霉素 辣椒玉红素 克菌丹 卡铂 洋红霉素 卡洛
芬 酪蛋白 儿茶素 头孢唑啉 头孢妥仑 头孢替坦 头孢西丁 头孢布烯 头孢霉菌素 头孢哌林 西伐他汀 杀草敏 氯嘧磺隆 枯草隆 托彻普 曲美替尼 酒石酸 牛磺脱氧胆酸 牛磺石胆酸 TD-
198946 特地唑胺 替加色罗 硫代肌酸 噻洛芬酸 托灭酸 氨甲环酸 四氢氨基吖啶 坦度螺酮 酒石酸酯 酸性黄 炔诺酮 炔诺肟酯 羟基那可汀 去甲度硫平 去甲替林 去甲托品醇 去甲托品
酮 诺司卡品 特女贞苷 NADPH 纳多洛尔 萘肟洛尔 萘呋胺 萘哌地尔 纳洛西酮 萘酚 奈必洛尔 橙花叔醇邻苯二酚 尼古博星 尼可地尔 硝呋太尔 非洛替尼 非罗考昔 氟马替尼 阿魏酸
芬戈莫德 氟灭酸 氟硅酸 氟苯吡菌胺 叶酸 亚叶酸 甲酸 富里酸 夫西地酸 荞麦碱 法莫替丁 牡荆素 沃诺拉赞 VP 14637 伐昔洛韦 缬更昔洛韦 伐司扑达 Vapendavir 维帕他韦 沃拉帕
沙 伐度司他 伐米司他 弗纳卡兰 伏立诺他 维奈克拉 类胡萝卜素 威福利德 B WEHI-539 华法林 黄酮 黄嘌呤核苷 西帕米 甲苄噻嗪 木霉唑啉 木糖 木酮糖 黄嘌呤醇 黄腐酸 叶黄素(叶
黄素) 黄药唑 希波诺尔 二甲酚 木糖醇 黄黄霉素 育亨宾 扬克那非 泽布替尼 培氟沙星 氯化花葵素 培比洛芬 二甲戊灵 垂叶黄素 喷沙西林 氟唑菌苯胺 脱氧助间型霉素 氯菊酯 (+)-蜂
斗菜素 木犀草苷 非那西丁 苯乙双胍 酚酞 苯醚菊酯 乙苄香豆 苯妥英 根皮素 埃卡瑞丁 云杉苷 匹莫范色林 匹莫苯丹 短叶松素 球松素 唑啉草酯 匹伐他汀 拉罗替尼 氯那法尼 罗美昔
布 乳酸 那塞罗 月桂酸 雷西那德 利奈唑胺 亚油酸 亚麻酸 石胆酸 拉西地平 拉科酰胺 乳交酯 乳糖 乳果糖 拉呋替丁 AZ-23 巴瑞克替尼 贝洛拉尼 贝伐单抗 比尼替尼 硼替佐米 博舒
替尼 布立尼布 苯二甲酸 苯磺酸 甜菜醛氨酸 双草醚 硼酸 溴芬酸 巴比妥酸 苯烯莫德 氯苯甘醚 绿麦隆 毒芹素 西司他汀 顺铂 橘霉素 克拉霉素 克林霉素 氯尼辛 氯舒隆 古伦宾 考布
他汀A4 考尼伐坦 共轭雌激素 虫草素 棒状杆菌素 香豆素 克罗米通 荜橙茄素 葫芦素 原花青素 氰钴铵素 尼呋索尔 尼尔雌醇 硝碘酚腈 瓜萎镰菌醇 NNAL 诺美孕酮 羟炔诺酮 炔诺孕
酮 氟苯嘧啶醇 奈福泮 烯啶虫胺 硝基安定 纳地沙星 萘夫西林 NAMODENOSON 萘普生 海南霉素 纳拉曲坦 柚皮素 芸香柚皮苷 奈达铂 奈马克丁 新霉素 新棒曲霉素 新蝶呤 新苦木
苷 沙蚕毒素 尼卡巴嗪 NICOLAIOIDESIN 烟嘧磺隆 烟碱苷 尼日利亚菌素 珠子草素 硝基呋喃 呋喃妥因 节球毒素 诺氟沙星 NOTOHAMOSIN 双苯氟脲 制霉菌素 N-硝基化合物 4-氨
基吡啶 FAPYGUANINE 2,6,10-三甲基十二烷 常山乙素 非氨酯 非洛地平 芬苯达唑 葑酮 氟苯丙胺 非诺贝特 芬诺宁 非诺沙唑啉 芬哌酰胺 FENPROTALENE 维甲酰酚胺 芬司匹利 芬
替康唑 二茂铁 非索罗定 非索非那定 FEXRAMINE 非那雄胺 黄烷酮 FLAVOPEREIRINE 黄酮哌酯 氟卡尼 氟尿苷 氟阿尼酮 氟酮磺隆 氟康唑 塔斯品碱 牛磺罗定 他伐硼罗 紫杉碱 他
扎罗汀 戊唑醇 虫酰肼 特糠酯酮 特必夫定 环磺酮 替莫唑胺 替尼泊甙 替诺尼唑 替普瑞酮 特比萘芬 特布他林 特丁津 特康唑 对苯二甲酸 特非那定 来氟米特 特立帕肽 特立齐酮 特硝
唑 萜烯 TERRYLENE 叔丁胺 特索芬辛 睾酮 双炔诺酸 米酵菌酸 啶酰菌胺 乳香脂酸 假马齿苋皂苷I 巴柳氮 盐酸班布特罗 巴米茶碱 巴比妥酸盐 巴尼地平 白僵菌内酯 巴多昔芬 倍氯
米松 苯达莫司汀 昆布二糖 拉米夫定 拉莫三嗪 拉尼西明 兰瑞肽 兰索拉唑 L-羊毛硫氨酸 刺乌头碱 毛果天芥菜碱 劳丹宁 六驳碱 N-十二烷酰基肌氨酸 来那度胺 利比地平 纤精酮 乐
卡地平 来曲唑 L-叔亮氨酸 氰醇 CYCLAZOSIN 氟氯氰菊酯 氯氟氰菊酯 氯氰菊酯 环丙氨嗪 杀螟丹 卡博特韦 坎格瑞洛 头孢克洛 头孢地尼 头孢噻呋 氯灭鼠灵 CYSTOFUR 毒死蜱 显
色底物 卡莫司他 头孢他美 新利司他 西他司他 可比司他 头孢米诺 环吡酮 DBTA 丁布 匹凡西林 PLITIDEPSIN 纽莫康定 鬼臼毒素 聚甲酚磺醛 多粘菌素 多抗霉素 胆色素原 普拉沙
星 普拉洛芬 哌唑嗪 7-生物蝶呤 普瑞霉素 PRN1008 前列环素 地诺前列酮 普罗瑞林 原薯蓣皂甙 普卢利沙星 野黑樱苷 蝶啶 普妥立定 石榴皮鞣素 嘌呤霉素二盐酸盐水合物 吡唑醚
菌酯 氟虫吡喹 嘧啶磺酸盐 吡丙醚 那高利特盐酸盐 帕利普韦 ZHC-116 佐美酸 扎拉果酸 ZD7288 扎西他滨 玉米赤霉烯酮 齐多夫定 二乙基二硫代氨基甲酸锌 吡啶硫酮锌 齐拉西酮
唑尼沙胺 佐匹克隆 ZK 159222 泽拉烯醇 玉米醇 齐帕特罗 辛特洛 ZLN005 佐芬普利 左氯苯噻酚 唑吡坦 扎来普隆 扎洛洛芬 玉米素 玉米黄质 齐留酮 佐米曲普坦 柔比星 扎那米韦
ZOSUQUIDAR ZZR 佐他莫司 氟胞嘧啶 氟达拉滨 氟脱氧葡糖 氟氢可的松 联氟砜 氟茚二酮 氟甲喹 氟米松 氟桂利嗪 氟尼辛葡甲胺 肤轻松 醋酸氟轻松 氟可龙 芴 9-芴酮 荧光胺 氟
哌啶酮 氟米龙 氟西汀 氟奋乃静 氟吡汀 氟氢缩松 氟咯草酮 氟他胺 氟替卡松 奈非那韦 双亚硝基 萘莫司他 奈妥吡坦 尼非卡兰 诺孕美特 硝呋替莫 Obicetrapib 奥拉替尼 奥拉帕尼
奥泼佐米 橙B 奥贝胆酸 十八碳三烯酸 油酸 乳清酸 草酸 氧嗪酸 奥扎莫德 黄柏酮 罗勒烯 辛二烯 辛烷 奥他维林 奥替尼啶盐酸盐 对甲氧基肉桂酸辛酯 水杨酸辛酯 奥克立林 奥克巴
胺 奥曲肽 正辛胺 氯化锦葵色素-3-Β-葡糖苷 苄氟噻嗪 苯磷硫胺 贝尼地平 苯丙哌林 苄丝肼 苯甲醛 苯扎氯铵 苯甲酰胺 苯溴马隆 苯 苯二胺 苯磺酸盐 苄替米特 苯并咪唑 噻霉酮 苯